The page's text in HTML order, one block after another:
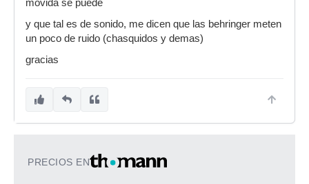
movida se puede
y que tal es de sonido, me dicen que las behringer meten
un poco de ruido (chasquidos y demas)
gracias
PRECIOS EN